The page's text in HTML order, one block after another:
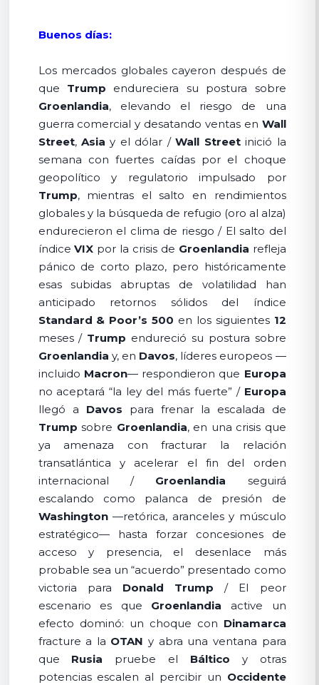
Buenos días:
Los mercados globales cayeron después de
que Trump endureciera su postura sobre
Groenlandia, elevando el riesgo de una
guerra comercial y desatando ventas en Wall
Street, Asia y el dólar /Wall Streetinició la
semana con fuertes caídas por el choque
geopolítico y regulatorio impulsado por
Trump, mientras el salto en rendimientos
globales y la búsqueda de refugio (oro al alza)
endurecieron el clima de riesgo / El salto del
índiceVIX por la crisis de Groenlandia refleja
pánico de corto plazo, pero históricamente
esas subidas abruptas de volatilidad han
anticipado retornos sólidos del índice
Standard & Poor’s 500 en los siguientes 12
meses / Trump endureció su postura sobre
Groenlandia y, en Davos, líderes europeos —
incluido Macron— respondieron que Europa
no aceptará “la ley del más fuerte” / Europa
llegó a Davos para frenar la escalada de
Trump sobre Groenlandia, en una crisis que
ya amenaza con fracturar la relación
transatlántica y acelerar el fin del orden
internacional / Groenlandia seguirá
escalando como palanca de presión de
Washington—retórica, aranceles y músculo
estratégico— hasta forzar concesiones de
acceso y presencia, el desenlace más
probable sea un “acuerdo” presentado como
victoria para Donald Trump / El peor
escenario es que Groenlandia active un
efecto dominó: un choque con Dinamarca
fracture a la OTAN y abra una ventana para
que Rusia pruebe el Báltico y otras
potencias escalen al percibir un Occidente